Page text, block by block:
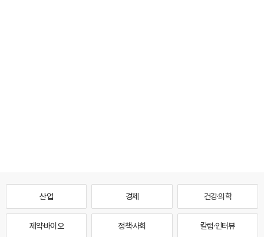
산업 경제 건강·의학
제약·바이오 정책·사회 칼럼·인터뷰